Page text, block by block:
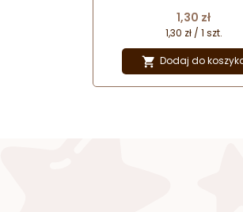
Cena
1,30 zł
1,30 zł / 1 szt.
 Dodaj do